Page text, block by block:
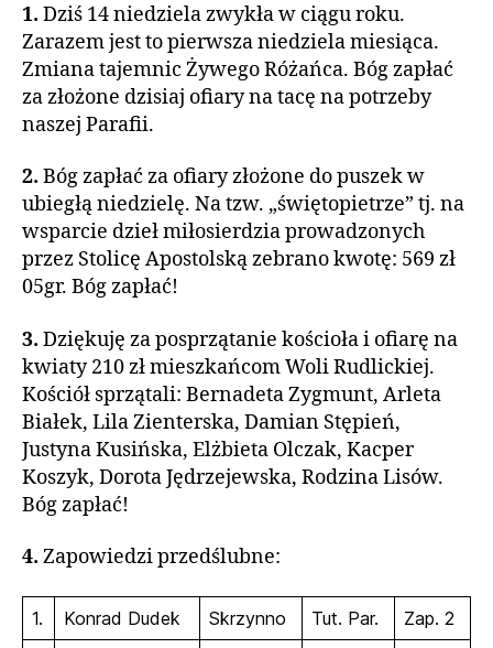
1. Dziś 14 niedziela zwykła w ciągu roku.
Zarazem jest to pierwsza niedziela miesiąca.
Zmiana tajemnic Żywego Różańca. Bóg zapłać
za złożone dzisiaj ofiary na tacę na potrzeby
naszej Parafii.
2. Bóg zapłać za ofiary złożone do puszek w
ubiegłą niedzielę. Na tzw. „świętopietrze” tj. na
wsparcie dzieł miłosierdzia prowadzonych
przez Stolicę Apostolską zebrano kwotę: 569 zł
05gr. Bóg zapłać!
3. Dziękuję za posprzątanie kościoła i ofiarę na
kwiaty 210 zł mieszkańcom Woli Rudlickiej.
Kościół sprzątali: Bernadeta Zygmunt, Arleta
Białek, Lila Zienterska, Damian Stępień,
Justyna Kusińska, Elżbieta Olczak, Kacper
Koszyk, Dorota Jędrzejewska, Rodzina Lisów.
Bóg zapłać!
4. Zapowiedzi przedślubne:
1. Konrad Dudek Skrzynno Tut. Par.
Zap. 2